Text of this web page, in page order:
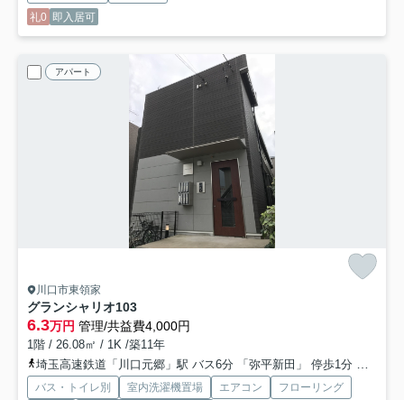
礼0 即入居可
アパート
川口市東領家
グランシャリオ103
6.3万円 管理/共益費4,000円
1階 / 26.08㎡ / 1K /築11年
埼玉高速鉄道「川口元郷」駅 バス6分 「弥平新田」 停歩1分
京浜東
バス・トイレ別 室内洗濯機置場 エアコン
フローリング